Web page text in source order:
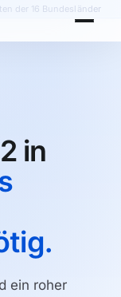
der 16 Bundesländer
in
ein roher